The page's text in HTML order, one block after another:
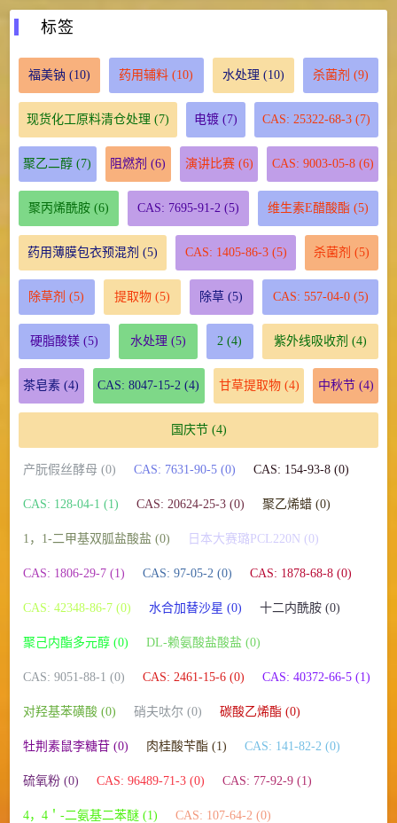
标签
福美钠 (10) 药用辅料 (10) 水处理 (10) 杀菌剂 (9)
现货化工原料清仓处理 (7) 电镀 (7) CAS: 25322-68-3 (7)
聚乙二醇 (7) 阻燃剂 (6) 演讲比赛(6) CAS: 9003-05-8(6)
聚丙烯酰胺(6) CAS: 7695-91-2 (5) 维生素E醋酸酯 (5)
药用薄膜包衣预混剂 (5) CAS: 1405-86-3(5) 杀菌剂 (5)
除草剂 (5) 提取物(5) 除草 (5) CAS: 557-04-0(5)
硬脂酸镁(5) 水处理 (5) 2 (4) 紫外线吸收剂 (4)
茶皂素 (4) CAS: 8047-15-2 (4) 甘草提取物(4) 中秋节(4)
国庆节(4)
产朊假丝酵母 (0) CAS: 7631-90-5 (0) CAS: 154-93-8 (0)
CAS: 128-04-1 (1) CAS: 20624-25-3 (0) 聚乙烯蜡 (0)
1，1-二甲基双胍盐酸盐 (0) 日本大赛璐PCL220N (0)
CAS: 1806-29-7 (1) CAS: 97-05-2 (0) CAS: 1878-68-8 (0)
CAS: 42348-86-7 (0) 水合加替沙星 (0) 十二内酰胺 (0)
聚己内酯多元醇 (0) DL-赖氨酸盐酸盐 (0)
CAS: 9051-88-1 (0) CAS: 2461-15-6 (0) CAS: 40372-66-5 (1)
对羟基苯磺酸 (0) 硝夫呔尔 (0) 碳酸乙烯酯 (0)
牡荆素鼠李糖苷 (0) 肉桂酸苄酯 (1) CAS: 141-82-2 (0)
硫氧粉 (0) CAS: 96489-71-3 (0) CAS: 77-92-9 (1)
4，4＇-二氨基二苯醚 (1) CAS: 107-64-2 (0)